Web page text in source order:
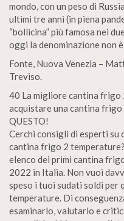
mondo, con un peso di
ultimi tre anni (in piena
“bollicina” più famosa nei
oggi la denominazione non
Fonte, Nuova Venezia –
Treviso.
40 La migliore cantina frigo
acquistare una cantina
QUESTO!
Cerchi consigli di esperti su
cantina frigo 2
elenco dei primi cantina
2022 in Italia. Non vuoi
speso i tuoi sudati soldi per
temperature. Di
esaminarlo, valutarlo e